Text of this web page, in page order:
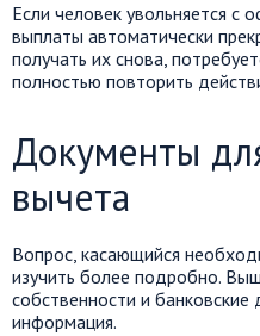
Если человек увольняется с
выплаты автоматически
получать их снова,
полностью повторить
Документы
вычета
Вопрос, касающийся
изучить более подробно.
собственности и
информация.